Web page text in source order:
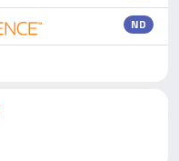
ND